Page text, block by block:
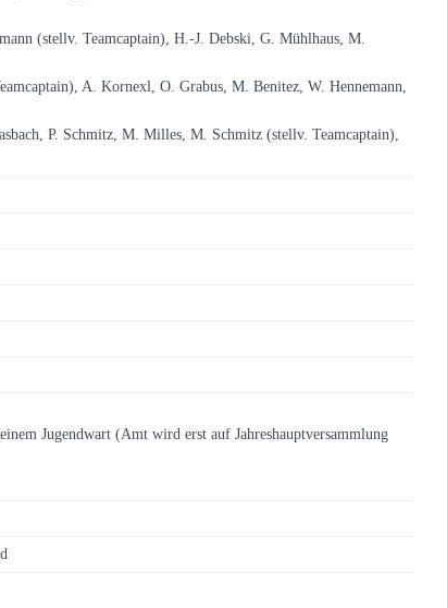
(stellv. Teamcaptain), H.-J. Debski, G. Mühlhaus, M.
A. Kornexl, O. Grabus, M. Benitez, W. Hennemann,
P. Schmitz, M. Milles, M. Schmitz (stellv. Teamcaptain),
Jugendwart (Amt wird erst auf Jahreshauptversammlung